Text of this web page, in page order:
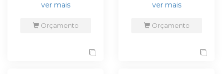
ver mais
Orçamento
ver mais
Orçamento